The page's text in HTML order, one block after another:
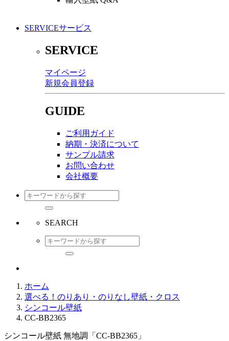
SERVICEサービス
SERVICE
マイページ
新規会員登録
GUIDE
ご利用ガイド
納期・決済について
サンプル請求
お問い合わせ
会社概要
SEARCH
ホーム
選べる！のりあり・のりなし壁紙・クロス
シンコール壁紙
CC-BB2365
シンコール壁紙 無地調「CC-BB2365」